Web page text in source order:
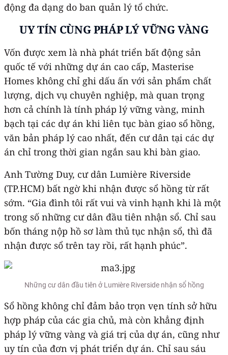
động đa dạng do ban quản lý tổ chức.
UY TÍN CÙNG PHÁP LÝ VỮNG VÀNG
Vốn được xem là nhà phát triển bất động sản
quốc tế với những dự án cao cấp, Masterise
Homes không chỉ ghi dấu ấn với sản phẩm chất
lượng, dịch vụ chuyên nghiệp, mà quan trọng
hơn cả chính là tính pháp lý vững vàng, minh
bạch tại các dự án khi liên tục bàn giao sổ hồng,
văn bản pháp lý cao nhất, đến cư dân tại các dự
án chỉ trong thời gian ngắn sau khi bàn giao.
Anh Tường Duy, cư dân Lumière Riverside
(TP.HCM) bất ngờ khi nhận được sổ hồng từ rất
sớm. “Gia đình tôi rất vui và vinh hạnh khi là một
trong số những cư dân đầu tiên nhận sổ. Chỉ sau
bốn tháng nộp hồ sơ làm thủ tục nhận sổ, thì đã
nhận được sổ trên tay rồi, rất hạnh phúc”.
Những cư dân đầu tiên ở Lumière Riverside nhận sổ hồng
Sổ hồng không chỉ đảm bảo trọn vẹn tính sở hữu
hợp pháp của các gia chủ, mà còn khẳng định
pháp lý vững vàng và giá trị của dự án, cũng như
uy tín của đơn vị phát triển dự án. Chỉ sau sáu